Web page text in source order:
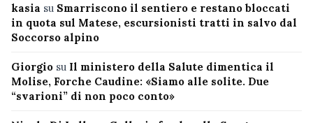
kasia su Smarriscono il sentiero e restano bloccati
in quota sul Matese, escursionisti tratti in salvo dal
Soccorso alpino
Giorgio su Il ministero della Salute dimentica il
Molise, Forche Caudine: «Siamo alle solite. Due
“svarioni” di non poco conto»